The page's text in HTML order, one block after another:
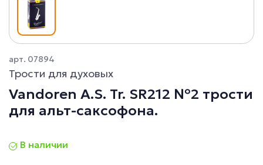
арт. 07894
Трости для духовых
Vandoren A.S. Tr. SR212 №2 трости
для альт-саксофона.
В наличии